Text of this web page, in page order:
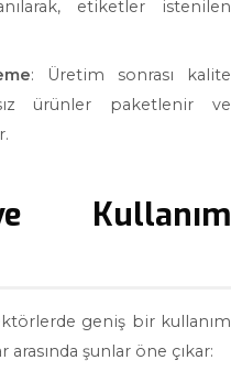
etiketler istenilen
: Üretim sonrası kalite
ürünler paketlenir ve
Kullanım
geniş bir kullanım
şunlar öne çıkar: